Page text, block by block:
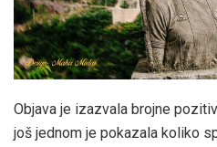
Objava je izazvala brojne
još jednom je pokazala koliko